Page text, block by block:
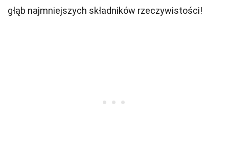
głąb najmniejszych składników rzeczywistości!